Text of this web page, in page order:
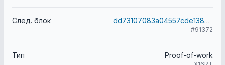
След. блок dd73107083a04557cde138bf290afb61ed23c8ed148598c14942e4cfff4d8f27
#91372
Тип Proof-of-work